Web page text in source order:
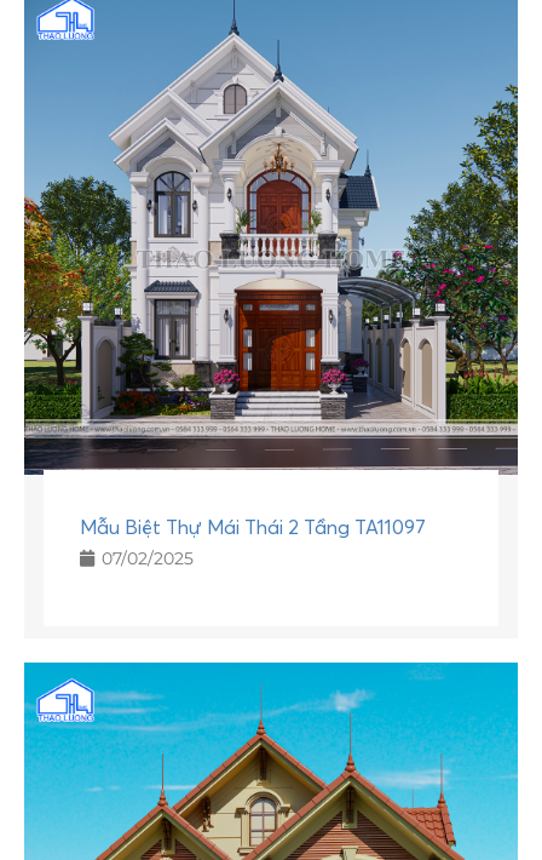
Mẫu Biệt Thự Mái Thái 2 Tầng TA11097
07/02/2025